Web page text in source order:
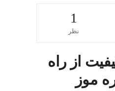
1
نظر
از راه
موز